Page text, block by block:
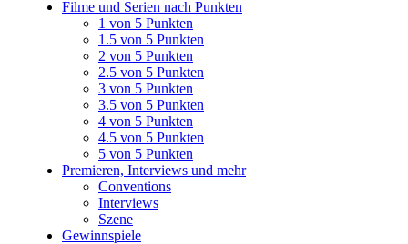
Filme und Serien nach Punkten
1 von 5 Punkten
1.5 von 5 Punkten
2 von 5 Punkten
2.5 von 5 Punkten
3 von 5 Punkten
3.5 von 5 Punkten
4 von 5 Punkten
4.5 von 5 Punkten
5 von 5 Punkten
Premieren, Interviews und mehr
Conventions
Interviews
Szene
Gewinnspiele